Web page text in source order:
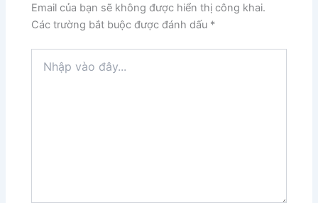
Email của bạn sẽ không được hiển thị công khai.
Các trường bắt buộc được đánh dấu *
vào